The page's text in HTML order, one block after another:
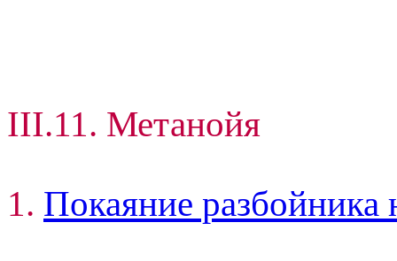
III.11. Метанойя
1. Покаяние разбойника